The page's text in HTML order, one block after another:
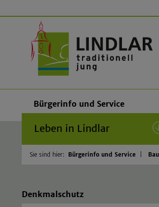
Bürgerinfo und Service
Leben in Lindlar
Sie sind hier: Bürgerinfo und Service
Denkmalschutz